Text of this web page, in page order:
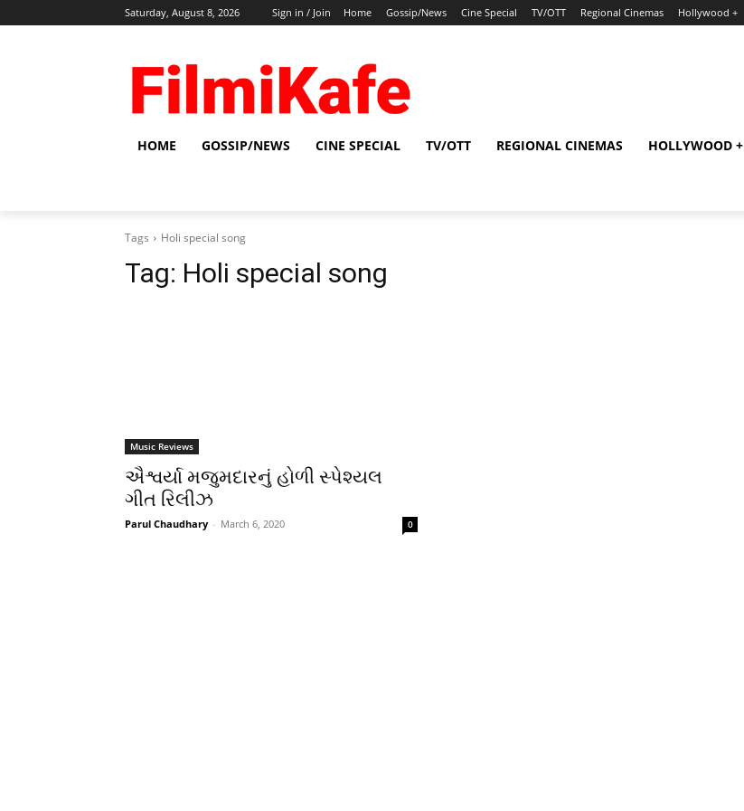
Saturday, August 8, 2026 Sign in / Join Home Gossip/News Cine Special TV/OTT Regional Cinemas Hollywood +
HOME GOSSIP/NEWS CINE SPECIAL TV/OTT REGIONAL CINEMAS HOLLYWOOD +
Tags Holi special song
Tag: Holi special song
Music Reviews
ઐશ્વર્યા મજુમદારનું હોળી સ્પેશ્યલ
ગીત રિલીઝ
Parul Chaudhary - March 6, 2020 0